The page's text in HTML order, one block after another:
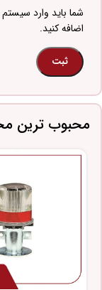
شما باید وارد
اضافه کنید.
محبوب ترین